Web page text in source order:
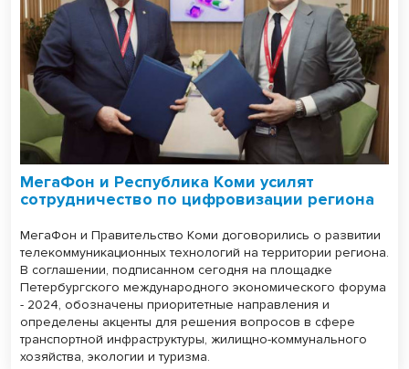
МегаФон и Республика Коми усилят
сотрудничество по цифровизации региона
МегаФон и Правительство Коми договорились о развитии
телекоммуникационных технологий на территории региона.
В соглашении, подписанном сегодня на площадке
Петербургского международного экономического форума
- 2024, обозначены приоритетные направления и
определены акценты для решения вопросов в сфере
транспортной инфраструктуры, жилищно-коммунального
хозяйства, экологии и туризма.